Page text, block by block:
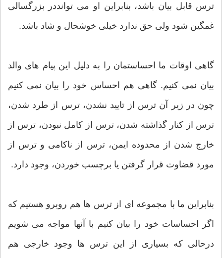
ترس قابل بیان باشد، بنابراین او می توانددر بزرگسالی
غمگین شود ولی حق ندارد خیلی خوشحال و شاد باشد.
گاهی اوقات ما احساستمان را به دلیل این پیام های والد
بیان نمی کنیم. گاهی هم احساس خود را بیان نمی کنیم
چون در زیر آن ترس از تایید نشدن، ترس از طرد شدن،
ترس از کنار گذاشته شدن، ترس از کامل نبودن، ترس از
خارج شدن از محدوده ایمن، ترس از ناکامی و ترس از
مورد قضاوت قرار گرفتن یا برچسب خوردن، وجود دارد.
بنابراین ما با مجموعه ای از ترس ها هم روبرو هستیم که
اگر احساسات خود را بیان کنیم با آنها مواجه می شویم
درحالی که بسیاری از این ترس ها وجود خارجی هم